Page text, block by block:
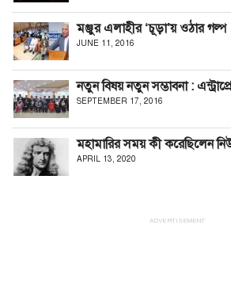
মঞ্জুর এলাহীর ‘চূড়া’য় ওঠার গল্প
JUNE 11, 2016
নতুন বিষয় নতুন সম্ভাবনা :
SEPTEMBER 17, 2016
মহামারির সময় কী করেছিলেন
APRIL 13, 2020
ADVERTISEMENT